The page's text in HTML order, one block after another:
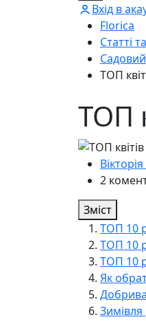
Вхід в
Florica
Статті
ТОП
ТОП
2
Зміст
ТОП 10
ТОП 10
ТОП 10
Як
Зимівля